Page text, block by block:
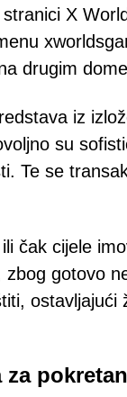
X
drugim
iz
su
Te se
čak cijele
gotovo
ostavljajući